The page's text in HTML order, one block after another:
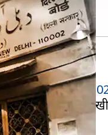
विधेयक,
बताया। इस